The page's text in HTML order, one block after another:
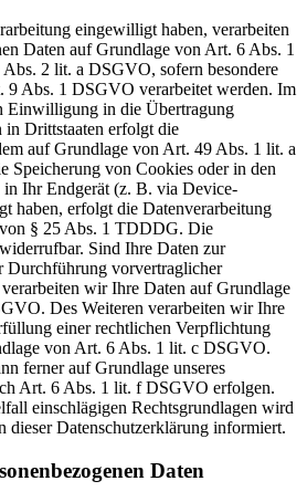
eingewilligt haben, verarbeiten
Daten auf Grundlage von Art. 6 Abs. 1
2 lit. a DSGVO, sofern besondere
9 Abs. 1 DSGVO verarbeitet werden. Im
Einwilligung in die Übertragung
in Drittstaaten erfolgt die
auf Grundlage von Art. 49 Abs. 1 lit. a
Speicherung von Cookies oder in den
Ihr Endgerät (z. B. via Device-
haben, erfolgt die Datenverarbeitung
§ 25 Abs. 1 TDDDG. Die
Sind Ihre Daten zur
Durchführung vorvertraglicher
wir Ihre Daten auf Grundlage
Des Weiteren verarbeiten wir Ihre
einer rechtlichen Verpflichtung
von Art. 6 Abs. 1 lit. c DSGVO.
ferner auf Grundlage unseres
Art. 6 Abs. 1 lit. f DSGVO erfolgen.
einschlägigen Rechtsgrundlagen wird
dieser Datenschutzerklärung informiert.
Daten